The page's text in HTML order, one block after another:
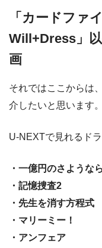
「カードファ
Will+Dress」
画
それではここからは
介したいと思います。
U-NEXTで見れるド
・一億円のさようなら
・記憶捜査2
・先生を消す方程式
・マリーミー！
・アンフェア